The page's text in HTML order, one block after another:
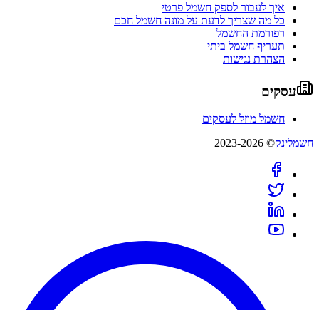
איך לעבור לספק חשמל פרטי
כל מה שצריך לדעת על מונה חשמל חכם
רפורמת החשמל
תעריף חשמל ביתי
הצהרת נגישות
עסקים
חשמל מוזל לעסקים
חשמלינק© 2023-2026